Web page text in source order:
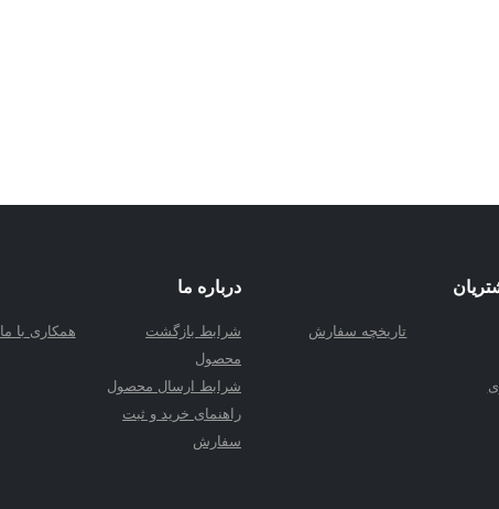
تاریخچه سفارش
درباره ما
شرابط بازگشت
محصول
شرابط ارسال محصول
راهنمای خرید و ثبت
سفارش
همکاری با ما